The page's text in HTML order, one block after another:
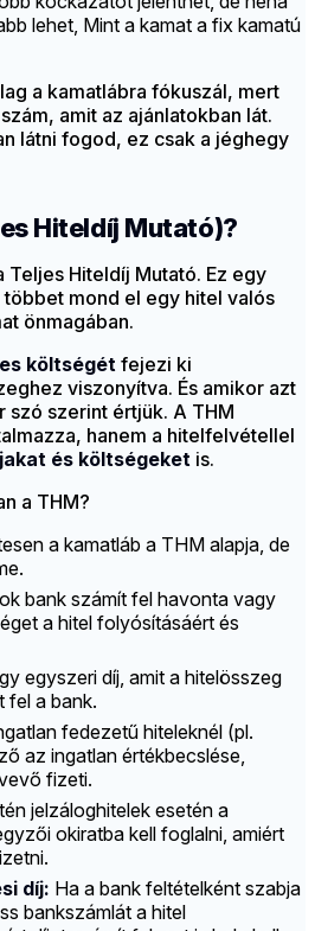
lehet, Mint a kamat a fix kamatú
a kamatlábra fókuszál, mert
amit az ajánlatokban lát.
látni fogod, ez csak a jéghegy
Hiteldíj Mutató)?
Teljes Hiteldíj Mutató. Ez egy
mond el egy hitel valós
önmagában.
költségét fejezi ki
viszonyítva. És amikor azt
szó szerint értjük. A THM
hanem a hitelfelvétellel
és költségeket is.
a THM?
a kamatláb a THM alapja, de
bank számít fel havonta vagy
a hitel folyósításáért és
egyszeri díj, amit a hitelösszeg
fel a bank.
fedezetű hiteleknél (pl.
az ingatlan értékbecslése,
fizeti.
jelzáloghitelek esetén a
okiratba kell foglalni, amiért
díj: Ha a bank feltételként szabja
bankszámlát a hitel